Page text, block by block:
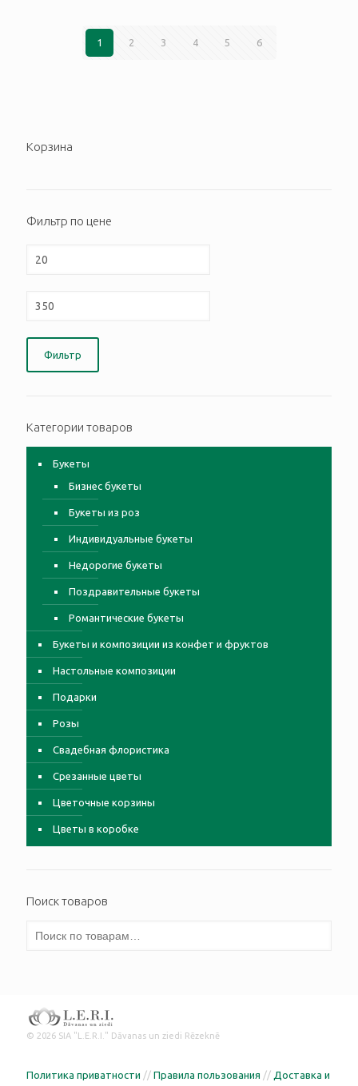
1 2 3 4 5 6
Корзина
Фильтр по цене
Фильтр
Категории товаров
Букеты
Бизнес букеты
Букеты из роз
Индивидуальные букеты
Недорогие букеты
Поздравительные букеты
Романтические букеты
Букеты и композиции из конфет и фруктов
Настольные композиции
Подарки
Розы
Свадебная флористика
Срезанные цветы
Цветочные корзины
Цветы в коробке
Поиск товаров
© 2026 SIA "L.E.R.I." Dāvanas un ziedi Rēzeknē
Политика приватности // Правила пользования // Доставка и